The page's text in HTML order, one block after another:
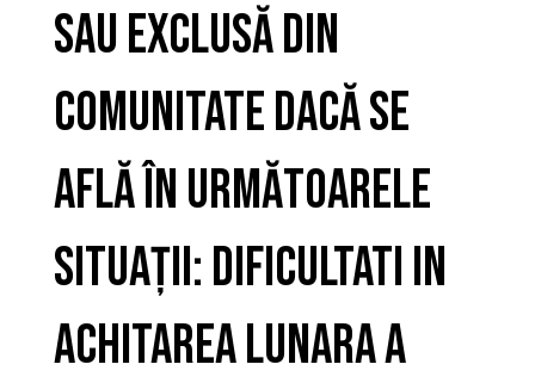
sau exclusă din
comunitate dacă se
află în următoarele
situații: Dificultati in
achitarea lunara a